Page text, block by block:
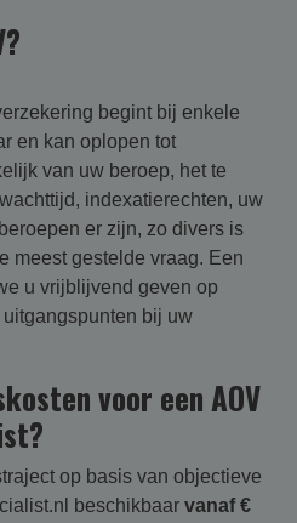
begint bij enkele
en kan oplopen tot
van uw beroep, het te
indexatierechten, uw
er zijn, zo divers is
meest gestelde vraag. Een
u vrijblijvend geven op
bij uw
voor een AOV
op basis van objectieve
beschikbaar vanaf €